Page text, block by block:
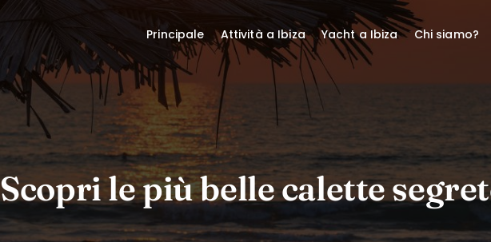
Scopri le più belle calette
Principale Attività a Ibiza Yacht a Ibiza Chi siamo?